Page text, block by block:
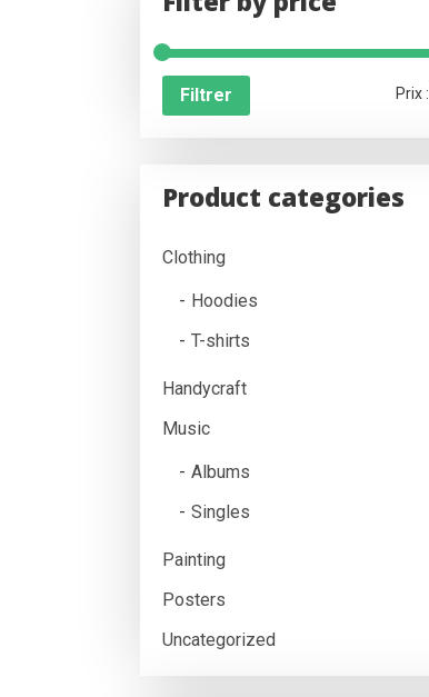
Filtrer Prix :
Product categories
Clothing
Hoodies
T-shirts
Handycraft
Music
Albums
Singles
Painting
Posters
Uncategorized